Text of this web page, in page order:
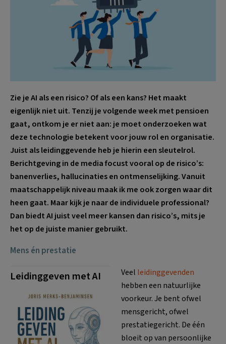
Zie je AI als een risico? Of als een kans? Het maakt
eigenlijk niet uit. Tenzij je volgende week met pensioen
gaat, ontkom je er niet aan: je moet onderzoeken wat
deze technologie betekent voor jouw rol en organisatie.
Juist als leidinggevende heb je hierin een sleutelrol.
Berichtgeving in de media focust vooral op de risico’s:
banenverlies, hallucinaties en ontmenselijking. Vanuit
maatschappelijk niveau maak ik me ook zorgen waar dit
heen gaat. Maar kijk je naar de individuele professional?
Dan biedt AI juist veel meer kansen dan risico’s, mits je
het op de juiste manier gebruikt.
Mens én prestatie
Leidinggeven met AI Veel leidinggevenden
hebben een natuurlijke
voorkeur. Je bent ofwel
mensgericht, ofwel
prestatiegericht. De één
bloeit op van persoonlijke